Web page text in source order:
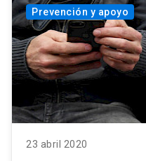
Prevención y apoyo
23 abril 2020